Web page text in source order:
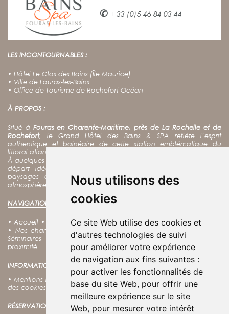
Nous utilisons des
cookies
Ce site Web utilise des cookies et
d'autres technologies de suivi
pour améliorer votre expérience
de navigation aux fins suivantes :
pour activer les fonctionnalités de
base du site Web, pour offrir une
meilleure expérience sur le site
Web, pour mesurer votre intérêt
✆ + 33 (0)5 46 84 03 44
LES INCONTOURNABLES :
• Hôtel Le Clos des Bains (Île Maurice)
• Ville de Fouras-les-Bains
• Office de Tourisme de Rochefort Océan
À PROPOS :
Situé à Fouras en Charente-Maritime, près de La Rochelle et de
Rochefort, le Grand Hôtel des Bains & SPA reflète l’esprit
authentique et balnéaire de cette station emblématique du
littoral atlantique.
À quelques pas de l’océan, notre hôtel spa constitue un point de
départ idéal pour
paysages de la côte charentaise, tout en profitant d’une
atmosphère calme et chaleureuse au cœur de Fouras.
NAVIGATION :
•Accueil • Nos offres•Notre charte RSE •Notre Spa•Nos Soins
• Nos chambres Nos coffrets cadeaux Découvrir Fouras
Séminaires
Groupes•Tarifs •Contact•Accès
proximité
INFORMATIONS LÉGALES :
•Mentions légales • Conditions générales d'utilisation
des cookies
Politique de confidentialité
RÉSERVATION EN LIGNE :